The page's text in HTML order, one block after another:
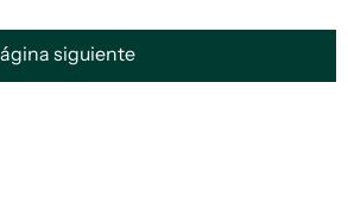
siguiente